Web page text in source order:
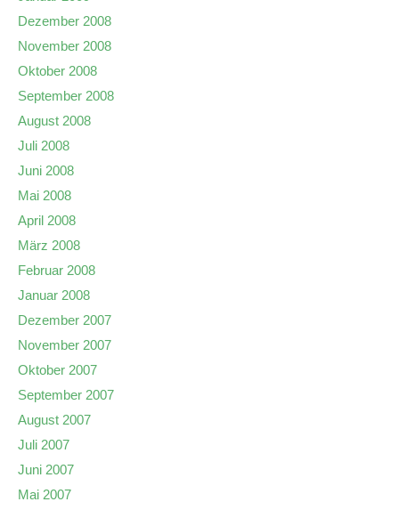
Dezember 2008
November 2008
Oktober 2008
September 2008
August 2008
Juli 2008
Juni 2008
Mai 2008
April 2008
März 2008
Februar 2008
Januar 2008
Dezember 2007
November 2007
Oktober 2007
September 2007
August 2007
Juli 2007
Juni 2007
Mai 2007